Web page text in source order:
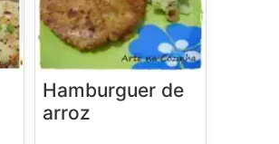
Hamburguer de
arroz